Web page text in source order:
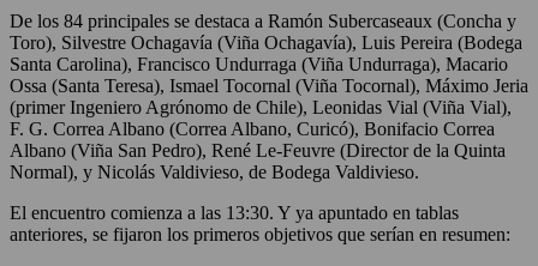
De los 84 principales se destaca a Ramón Subercaseaux (Concha y
Toro), Silvestre Ochagavía (Viña Ochagavía), Luis Pereira (Bodega
Santa Carolina), Francisco Undurraga (Viña Undurraga), Macario
Ossa (Santa Teresa), Ismael Tocornal (Viña Tocornal), Máximo Jeria
(primer Ingeniero Agrónomo de Chile), Leonidas Vial (Viña Vial),
F. G. Correa Albano (Correa Albano, Curicó), Bonifacio Correa
Albano (Viña San Pedro), René Le-Feuvre (Director de la Quinta
Normal), y Nicolás Valdivieso, de Bodega Valdivieso.
El encuentro comienza a las 13:30. Y ya apuntado en tablas
anteriores, se fijaron los primeros objetivos que serían en resumen: